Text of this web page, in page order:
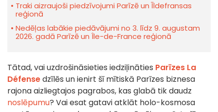
Traki aizraujoši piedzīvojumi Parīzē un Īldefransas
reģionā
Nedēļas labākie piedāvājumi no 3. līdz 9. augustam
2026. gadā Parīzē un Île-de-France reģionā
Tātad, vai uzdrošināsieties iedziļināties Parīzes La
Défensedzīlēs un ienirt šī mītiskā Parīzes biznesa
rajona aizliegtajos pagrabos, kas glabā tik daudz
noslēpumu? Vai esat gatavi atklāt holo-kosmosa